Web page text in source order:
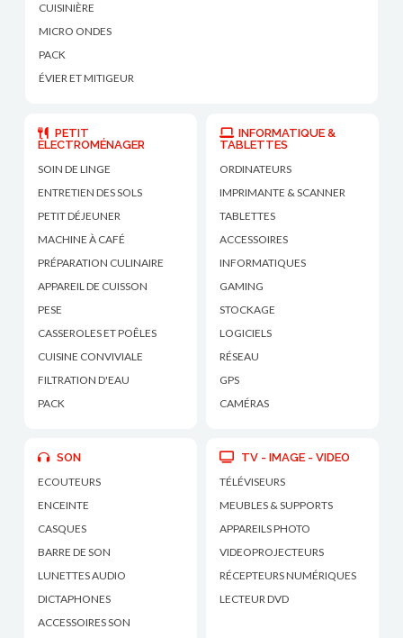
CUISINIÈRE
MICRO ONDES
PACK
ÉVIER ET MITIGEUR
PETIT
ÉLECTROMÉNAGER
SOIN DE LINGE
ENTRETIEN DES SOLS
PETIT DÉJEUNER
MACHINE À CAFÉ
PRÉPARATION CULINAIRE
APPAREIL DE CUISSON
PESE
CASSEROLES ET POÊLES
CUISINE CONVIVIALE
FILTRATION D'EAU
PACK
INFORMATIQUE &
TABLETTES
ORDINATEURS
IMPRIMANTE & SCANNER
TABLETTES
ACCESSOIRES
INFORMATIQUES
GAMING
STOCKAGE
LOGICIELS
RÉSEAU
GPS
CAMÉRAS
SON
ECOUTEURS
ENCEINTE
CASQUES
BARRE DE SON
LUNETTES AUDIO
DICTAPHONES
ACCESSOIRES SON
TV - IMAGE - VIDEO
TÉLÉVISEURS
MEUBLES & SUPPORTS
APPAREILS PHOTO
VIDEOPROJECTEURS
RÉCEPTEURS NUMÉRIQUES
LECTEUR DVD